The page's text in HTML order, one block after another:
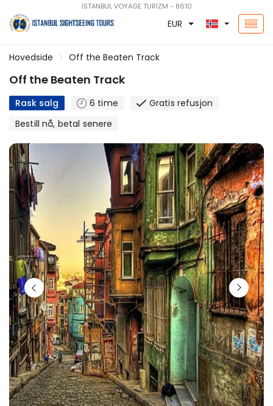
İSTANBUL VOYAGE TURİZM - 8610
EUR
Hovedside Off the Beaten Track
Off the Beaten Track
Rask salg 6 time
Gratis refusjon
Bestill nå, betal senere